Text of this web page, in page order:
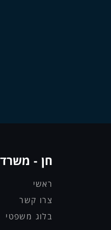
חן - משרד
ראשי
צרו קשר
בלוג משפטי